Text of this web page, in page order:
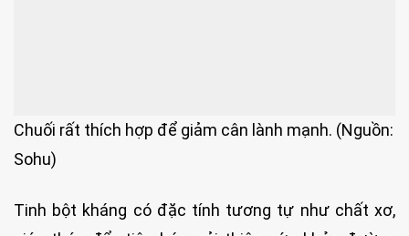
Chuối rất thích hợp để giảm cân lành mạnh. (Nguồn:
Sohu)
Tinh bột kháng có đặc tính tương tự như chất xơ,